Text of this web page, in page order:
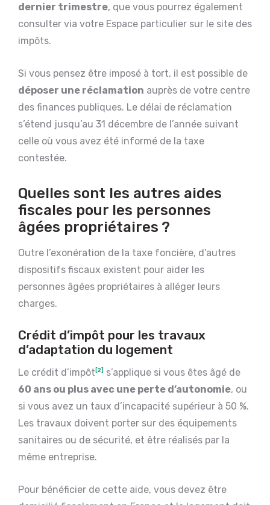
dernier trimestre, que vous pourrez également
consulter via votre Espace particulier sur le site des
impôts.
Si vous pensez être imposé à tort, il est possible de
déposer une réclamation auprès de votre centre
des finances publiques. Le délai de réclamation
s’étend jusqu’au 31 décembre de l’année suivant
celle où vous avez été informé de la taxe
contestée.
Quelles sont les autres aides
fiscales pour les personnes
âgées propriétaires ?
Outre l’exonération de la taxe foncière, d’autres
dispositifs fiscaux existent pour aider les
personnes âgées propriétaires à alléger leurs
charges.
Crédit d’impôt pour les travaux
d’adaptation du logement
Le crédit d’impôt [2] s’applique si vous êtes âgé de
60 ans ou plus avec une perte d’autonomie, ou
si vous avez un taux d’incapacité supérieur à 50 %.
Les travaux doivent porter sur des équipements
sanitaires ou de sécurité, et être réalisés par la
même entreprise.
Pour bénéficier de cette aide, vous devez être